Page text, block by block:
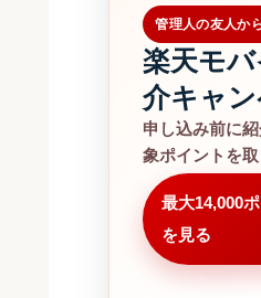
管理人の友人か
楽天モ
介キャ
申し込み前に
象ポイントを
最大14,000
を見る